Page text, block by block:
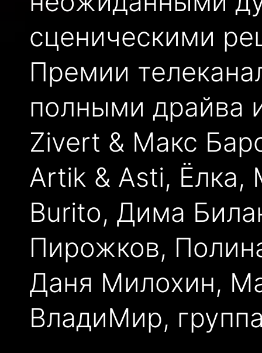
сценическими
Премии
полными драйва
Zivert & Макс
Artik & Asti,
Burito, Дима
Пирожков,
Даня Милохин,
ВладиМир,